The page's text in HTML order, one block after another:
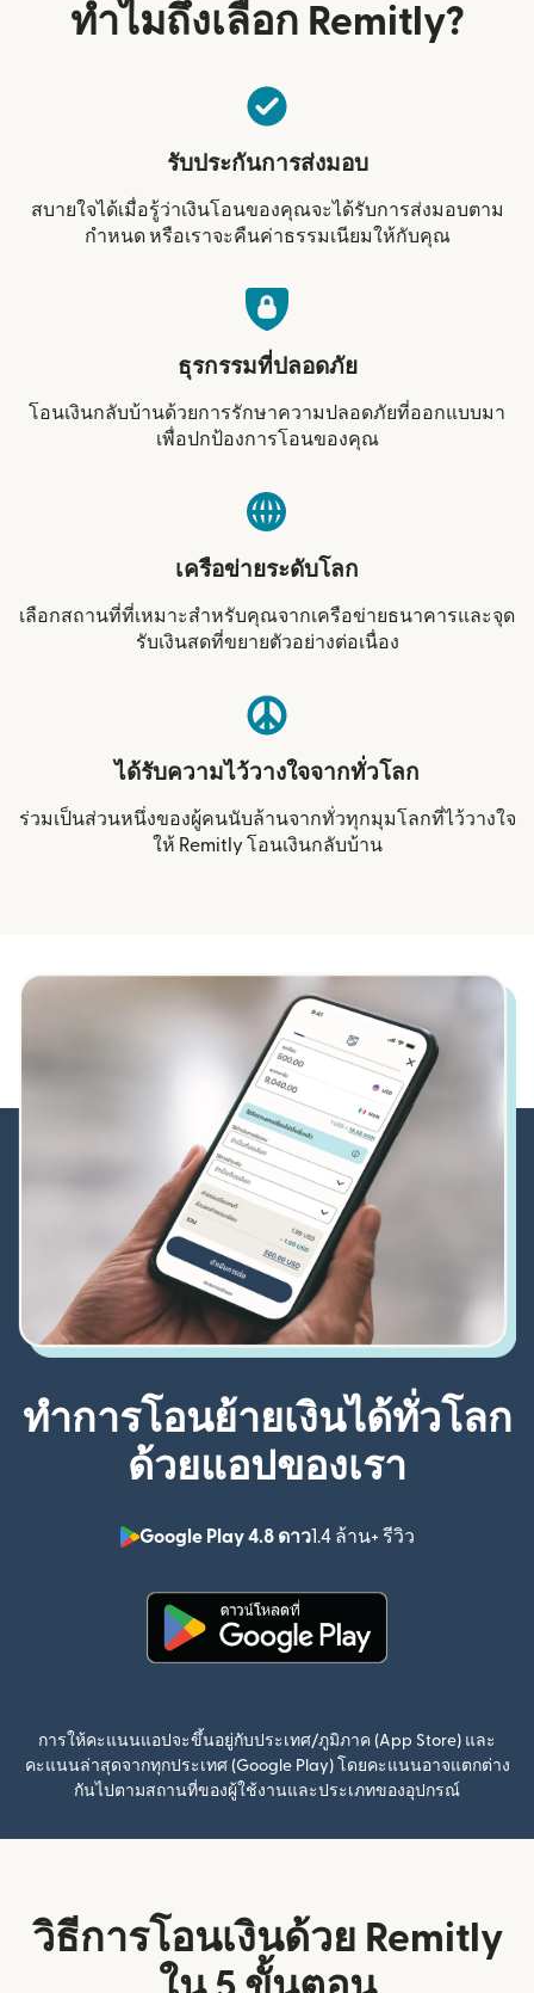
ทำไมถึงเลือก Remitly?
รับประกันการส่งมอบ
สบายใจได้เมื่อรู้ว่าเงินโอนของคุณจะได้รับการส่งมอบตาม
กำหนด หรือเราจะคืนค่าธรรมเนียมให้กับคุณ
ธุรกรรมที่ปลอดภัย
โอนเงินกลับบ้านด้วยการรักษาความปลอดภัยที่ออกแบบมา
เพื่อปกป้องการโอนของคุณ
เครือข่ายระดับโลก
เลือกสถานที่ที่เหมาะสำหรับคุณจากเครือข่ายธนาคารและจุด
รับเงินสดที่ขยายตัวอย่างต่อเนื่อง
ได้รับความไว้วางใจจากทั่วโลก
ร่วมเป็นส่วนหนึ่งของผู้คนนับล้านจากทั่วทุกมุมโลกที่ไว้วางใจ
ให้ Remitly โอนเงินกลับบ้าน
ทำการโอนย้ายเงินได้ทั่วโลก
ด้วยแอปของเรา
Google Play 4.8 ดาว1.4 ล้าน+ รีวิว
(เปิดในหน้าต่
การให้คะแนนแอปจะขึ้นอยู่กับประเทศ/ภูมิภาค (App Store) และ
คะแนนล่าสุดจากทุกประเทศ (Google Play) โดยคะแนนอาจแตกต่าง
กันไปตามสถานที่ของผู้ใช้งานและประเภทของอุปกรณ์
วิธีการโอนเงินด้วย Remitly